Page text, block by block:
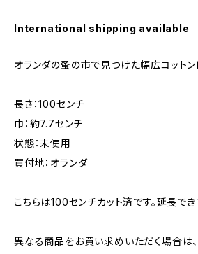
International shipping available
オランダの蚤の市で見つけた幅広コットン
長さ：100センチ
巾：約7.7センチ
状態：未使用
買付地：オランダ
こちらは100センチカット済です。延長でき
異なる商品をお買い求めいただく場合は